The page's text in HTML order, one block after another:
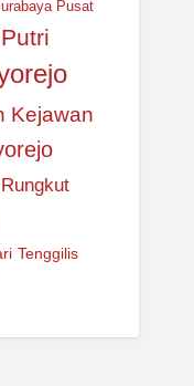
Pusat
Kejawan
Rungkut
Tenggilis